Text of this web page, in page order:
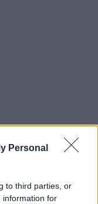
Personal
to third parties, or
information for